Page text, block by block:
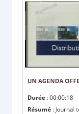
UN AGENDA
Durée : 00:00:18
Résumé : Journal